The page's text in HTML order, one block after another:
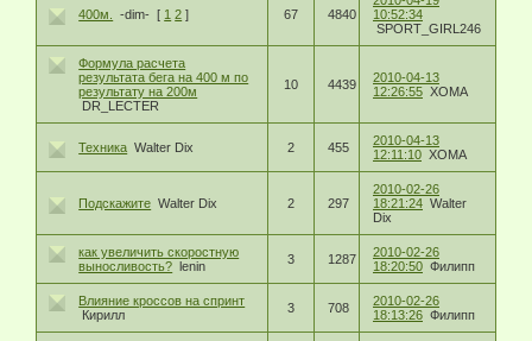
400м. -dim- [ 1 2 ] 67 4840
10:52:34
SPORT_GIRL246
Формула расчета
результата бега на 400 м по
результату на 200м
DR_LECTER
10 4439
2010-04-13
12:26:55 ХОМА
Техника Walter Dix 2 455
2010-04-13
12:11:10 ХОМА
Подскажите Walter Dix 2 297
2010-02-26
18:21:24 Walter
Dix
как увеличить скоростную
выносливость? lenin 3 1287
2010-02-26
18:20:50 Филипп
Влияние кроссов на спринт
Кирилл
3 708
2010-02-26
18:13:26 Филипп